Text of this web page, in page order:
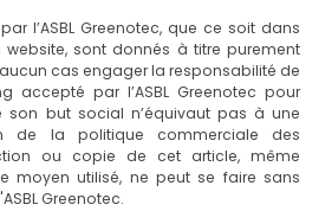
l’ASBL Greenotec, que ce soit dans
website, sont donnés à titre purement
cas engager la responsabilité de
accepté par l’ASBL Greenotec pour
son but social n’équivaut pas à une
de la politique commerciale des
ou copie de cet article, même
moyen utilisé, ne peut se faire sans
Greenotec.